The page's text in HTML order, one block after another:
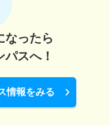
なったら
スへ！
情報をみる